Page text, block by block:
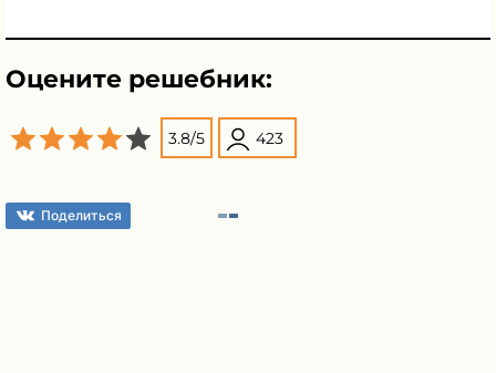
Оцените решебник:
3.8/5 423
Поделиться